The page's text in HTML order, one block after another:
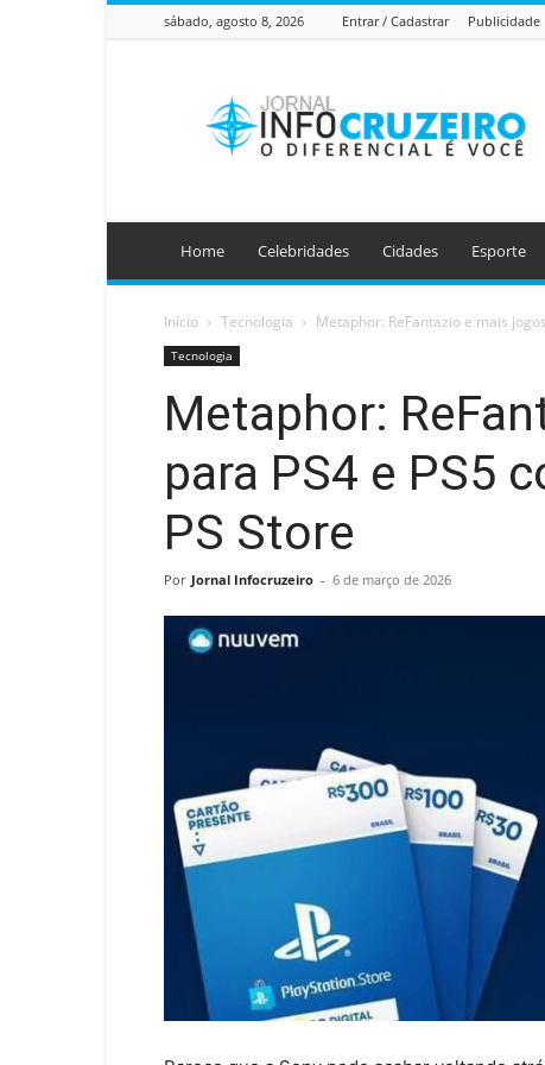
sábado, agosto 8, 2026 Entrar / Cadastrar Publicidade
Info
Cruzeiro
Home Celebridades Cidades Esporte
Início Tecnologia Metaphor: ReFantazio e mais
Tecnologia
Metaphor:
para PS4 e PS5
PS Store
Por Jornal Infocruzeiro - 6 de março de 2026